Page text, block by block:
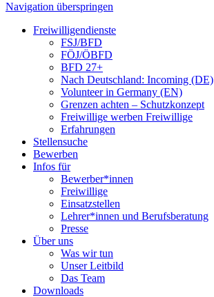
Navigation überspringen
Freiwilligendienste
FSJ/BFD
FÖJ/ÖBFD
BFD 27+
Nach Deutschland: Incoming (DE)
Volunteer in Germany (EN)
Grenzen achten – Schutzkonzept
Freiwillige werben Freiwillige
Erfahrungen
Stellensuche
Bewerben
Infos für
Bewerber*innen
Freiwillige
Einsatzstellen
Lehrer*innen und Berufsberatung
Presse
Über uns
Was wir tun
Unser Leitbild
Das Team
Downloads